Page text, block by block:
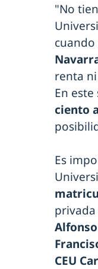
"No
cuando
renta
En
ciento
Es
CEU